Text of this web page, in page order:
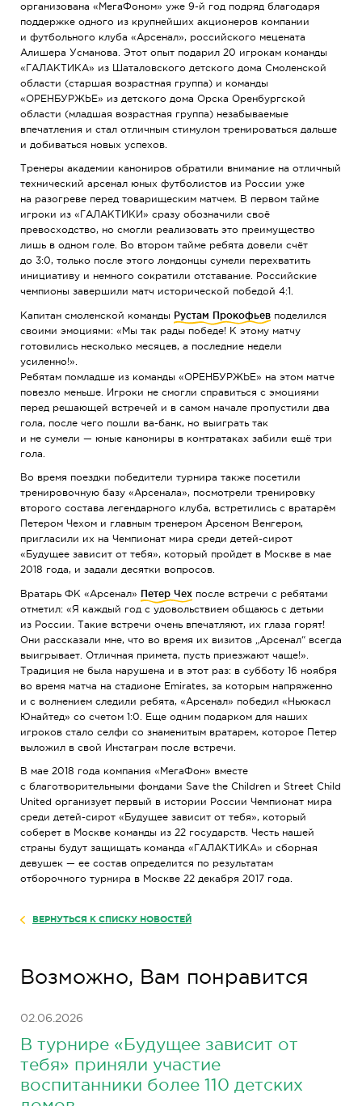
организована «МегаФоном» уже 9-й год подряд благодаря
поддержке одного из крупнейших акционеров компании
и футбольного клуба «Арсенал», российского мецената
Алишера Усманова. Этот опыт подарил 20 игрокам команды
«ГАЛАКТИКА» из Шаталовского детского дома Смоленской
области (старшая возрастная группа) и команды
«ОРЕНБУРЖЬЕ» из детского дома Орска Оренбургской
области (младшая возрастная группа) незабываемые
впечатления и стал отличным стимулом тренироваться дальше
и добиваться новых успехов.
Тренеры академии канониров обратили внимание на отличный
технический арсенал юных футболистов из России уже
на разогреве перед товарищеским матчем. В первом тайме
игроки из «ГАЛАКТИКИ» сразу обозначили своё
превосходство, но смогли реализовать это преимущество
лишь в одном голе. Во втором тайме ребята довели счёт
до 3:0, только после этого лондонцы сумели перехватить
инициативу и немного сократили отставание. Российские
чемпионы завершили матч исторической победой 4:1.
Капитан смоленской команды Рустам Прокофьев поделился
своими эмоциями: «Мы так рады победе! К этому матчу
готовились несколько месяцев, а последние недели
усиленно!».
Ребятам помладше из команды «ОРЕНБУРЖЬЕ» на этом матче
повезло меньше. Игроки не смогли справиться с эмоциями
перед решающей встречей и в самом начале пропустили два
гола, после чего пошли ва-банк, но выиграть так
и не сумели — юные канониры в контратаках забили ещё три
гола.
Во время поездки победители турнира также посетили
тренировочную базу «Арсенала», посмотрели тренировку
второго состава легендарного клуба, встретились с вратарём
Петером Чехом и главным тренером Арсеном Венгером,
пригласили их на Чемпионат мира среди детей-сирот
«Будущее зависит от тебя», который пройдет в Москве в мае
2018 года, и задали десятки вопросов.
Вратарь ФК «Арсенал» Петер Чех после встречи с ребятами
отметил: «Я каждый год с удовольствием общаюсь с детьми
из России. Такие встречи очень впечатляют, их глаза горят!
Они рассказали мне, что во время их визитов „Арсенал“ всегда
выигрывает. Отличная примета, пусть приезжают чаще!».
Традиция не была нарушена и в этот раз: в субботу 16 ноября
во время матча на стадионе Emirates, за которым напряженно
и с волнением следили ребята, «Арсенал» победил «Ньюкасл
Юнайтед» со счетом 1:0. Еще одним подарком для наших
игроков стало селфи со знаменитым вратарем, которое Петер
выложил в свой Инстаграм после встречи.
В мае 2018 года компания «МегаФон» вместе
с благотворительными фондами Save the Children и Street Child
United организует первый в истории России Чемпионат мира
среди детей-сирот «Будущее зависит от тебя», который
соберет в Москве команды из 22 государств. Честь нашей
страны будут защищать команда «ГАЛАКТИКА» и сборная
девушек — ее состав определится по результатам
отборочного турнира в Москве 22 декабря 2017 года.
ВЕРНУТЬСЯ К СПИСКУ НОВОСТЕЙ
Возможно, Вам понравится
02.06.2026
В турнире «Будущее зависит от
тебя» приняли участие
воспитанники более 110 детских